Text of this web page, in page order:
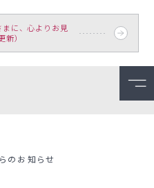
に、心よりお見
）
のお知らせ